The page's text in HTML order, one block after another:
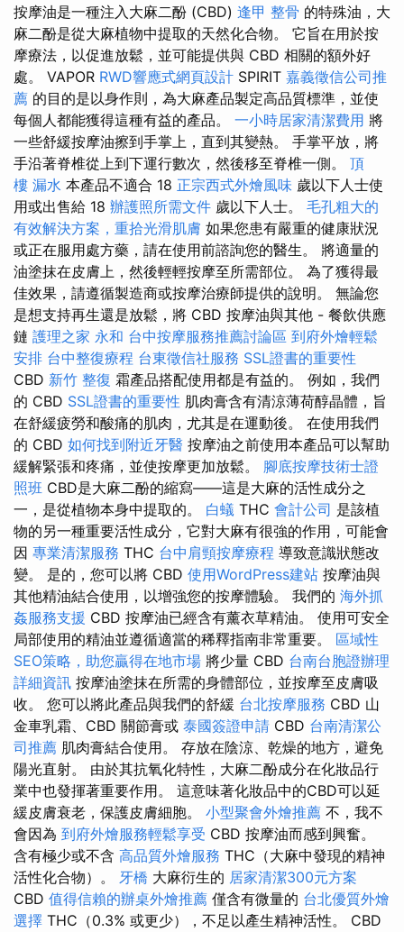
按摩油是一種注入大麻二酚 (CBD) 逢甲 整骨 的特殊油，大
麻二酚是從大麻植物中提取的天然化合物。 它旨在用於按
摩療法，以促進放鬆，並可能提供與 CBD 相關的額外好
處。 VAPOR RWD響應式網頁設計 SPIRIT 嘉義徵信公司推
薦 的目的是以身作則，為大麻產品製定高品質標準，並使
每個人都能獲得這種有益的產品。 一小時居家清潔費用 將
一些舒緩按摩油擦到手掌上，直到其變熱。 手掌平放，將
手沿著脊椎從上到下運行數次，然後移至脊椎一側。 頂
樓 漏水 本產品不適合 18 正宗西式外燴風味 歲以下人士使
用或出售給 18 辦護照所需文件 歲以下人士。 毛孔粗大的
有效解決方案，重拾光滑肌膚 如果您患有嚴重的健康狀況
或正在服用處方藥，請在使用前諮詢您的醫生。 將適量的
油塗抹在皮膚上，然後輕輕按摩至所需部位。 為了獲得最
佳效果，請遵循製造商或按摩治療師提供的說明。 無論您
是想支持再生還是放鬆，將 CBD 按摩油與其他 - 餐飲供應
鏈 護理之家 永和 台中按摩服務推薦討論區 到府外燴輕鬆
安排 台中整復療程 台東徵信社服務 SSL證書的重要性
CBD 新竹 整復 霜產品搭配使用都是有益的。 例如，我們
的 CBD SSL證書的重要性 肌肉膏含有清涼薄荷醇晶體，旨
在舒緩疲勞和酸痛的肌肉，尤其是在運動後。 在使用我們
的 CBD 如何找到附近牙醫 按摩油之前使用本產品可以幫助
緩解緊張和疼痛，並使按摩更加放鬆。 腳底按摩技術士證
照班 CBD是大麻二酚的縮寫——這是大麻的活性成分之
一，是從植物本身中提取的。 白蟻 THC 會計公司 是該植
物的另一種重要活性成分，它對大麻有很強的作用，可能會
因 專業清潔服務 THC 台中肩頸按摩療程 導致意識狀態改
變。 是的，您可以將 CBD 使用WordPress建站 按摩油與
其他精油結合使用，以增強您的按摩體驗。 我們的 海外抓
姦服務支援 CBD 按摩油已經含有薰衣草精油。 使用可安全
局部使用的精油並遵循適當的稀釋指南非常重要。 區域性
SEO策略，助您贏得在地市場 將少量 CBD 台南台胞證辦理
詳細資訊 按摩油塗抹在所需的身體部位，並按摩至皮膚吸
收。 您可以將此產品與我們的舒緩 台北按摩服務 CBD 山
金車乳霜、CBD 關節膏或 泰國簽證申請 CBD 台南清潔公
司推薦 肌肉膏結合使用。 存放在陰涼、乾燥的地方，避免
陽光直射。 由於其抗氧化特性，大麻二酚成分在化妝品行
業中也發揮著重要作用。 這意味著化妝品中的CBD可以延
緩皮膚衰老，保護皮膚細胞。 小型聚會外燴推薦 不，我不
會因為 到府外燴服務輕鬆享受 CBD 按摩油而感到興奮。
含有極少或不含 高品質外燴服務 THC（大麻中發現的精神
活性化合物）。 牙橋 大麻衍生的 居家清潔300元方案
CBD 值得信賴的辦桌外燴推薦 僅含有微量的 台北優質外燴
選擇 THC（0.3% 或更少），不足以產生精神活性。 CBD